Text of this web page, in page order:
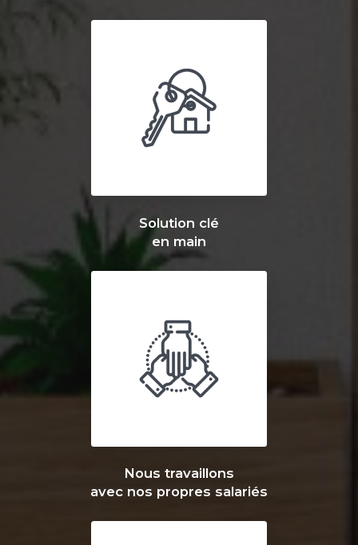
Solution clé
en main
Nous travaillons
avec nos propres salariés